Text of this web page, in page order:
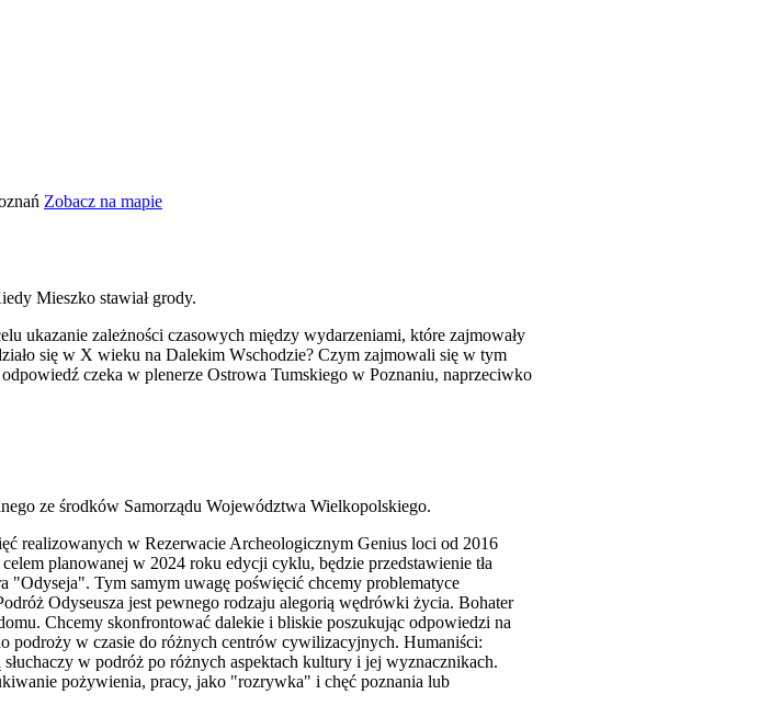
Zobacz na mapie
Mieszko stawiał grody.
ukazanie zależności czasowych między wydarzeniami, które zajmowały
się w X wieku na Dalekim Wschodzie? Czym zajmowali się w tym
czeka w plenerze Ostrowa Tumskiego w Poznaniu, naprzeciwko
ze środków Samorządu Województwa Wielkopolskiego.
realizowanych w Rezerwacie Archeologicznym Genius loci od 2016
planowanej w 2024 roku edycji cyklu, będzie przedstawienie tła
Tym samym uwagę poświęcić chcemy problematyce
Odyseusza jest pewnego rodzaju alegorią wędrówki życia. Bohater
Chcemy skonfrontować dalekie i bliskie poszukując odpowiedzi na
podroży w czasie do różnych centrów cywilizacyjnych. Humaniści:
w podróż po różnych aspektach kultury i jej wyznacznikach.
pożywienia, pracy, jako "rozrywka" i chęć poznania lub